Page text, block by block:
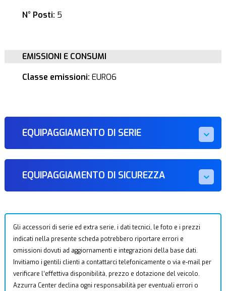
N° Posti: 5
EMISSIONI E CONSUMI
Classe emissioni: EURO6
EQUIPAGGIAMENTO DI SERIE
EQUIPAGGIAMENTO DI SICUREZZA
Gli accessori di serie ed extra serie, i dati tecnici, le foto e i prezzi
indicati nella presente scheda potrebbero riportare errori e
omissioni dovuti ad aggiornamenti e integrazioni della base dati.
Invitiamo i gentili clienti a contattarci telefonicamente o via e-mail per
verificare l’effettiva disponibilità, prezzo e dotazione del veicolo.
Azzurra Center declina ogni responsabilità per eventuali errori o